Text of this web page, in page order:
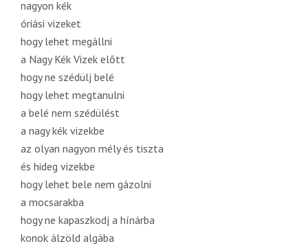
nagyon kék
óriási vizeket
hogy lehet megállni
a Nagy Kék Vizek előtt
hogy ne szédülj belé
hogy lehet megtanulni
a belé nem szédülést
a nagy kék vizekbe
az olyan nagyon mély és tiszta
és hideg vizekbe
hogy lehet bele nem gázolni
a mocsarakba
hogy ne kapaszkodj a hínárba
konok álzöld algába